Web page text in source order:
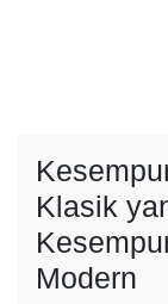
Klasik
Modern